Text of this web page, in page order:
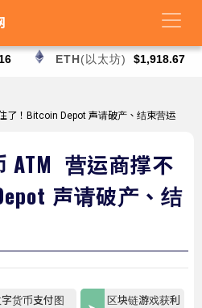
ETH(以太坊) $1,918.67
了！Bitcoin Depot 声请破产、结束营运
ATM 营运商撑不
声请破产、结
货币支付图
区块链游戏获利